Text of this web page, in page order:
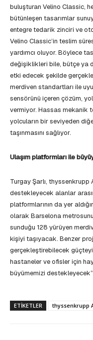
buluşturan Velino Classic,
bütünleşen tasarımlar
entegre tedarik zinciri ve
Velino Classic’in teslim
yardımcı oluyor. Böylece
değişiklikleri bile, bütçe ya
etki edecek şekilde
merdiven standartları ile
sensörünü içeren çözüm,
vermiyor. Hassas mekanik
yolcuların bir seviyeden
taşınmasını sağlıyor.
Ulaşım platformları ile
Turgay Şarlı, thyssenkrupp
destekleyecek alanlar
platformlarının da yer
olarak Barselona
sunduğu 128 yürüyen
kişiyi taşıyacak. Benzer
gerçekleştirebilecek
hastaneler ve ofisler için
büyümemizi
ETIKETLER thyssenkrupp